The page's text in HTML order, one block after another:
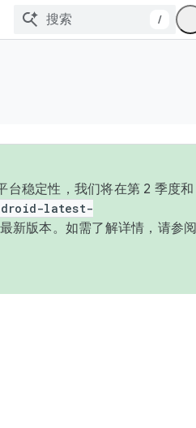
/
台稳定性，我们将在第 2 季度和
latest-
新版本。如需了解详情，请参阅